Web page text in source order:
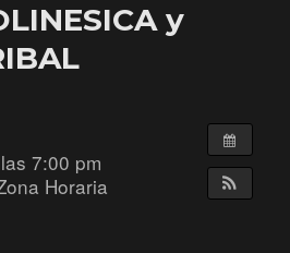
y
7:00 pm
Horaria